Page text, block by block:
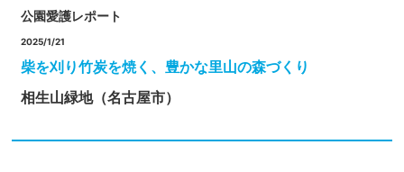
公園愛護レポート
2025/1/21
柴を刈り竹炭を焼く、豊かな里山の森づくり
相生山緑地（名古屋市）